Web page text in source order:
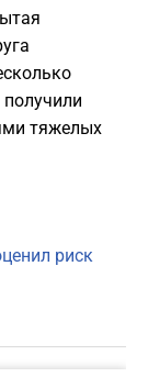
тяжелых
риск